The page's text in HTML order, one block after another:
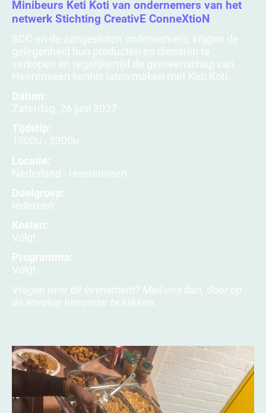
Minibeurs Keti Koti van ondernemers van het
netwerk Stichting CreativE ConneXtioN
SCC en de aangesloten ondernemers, krijgen de
gelegenheid hun producten en diensten te
verkopen en tegelijkertijd de gemeenschap van
Heerenveen kennis laten maken met Keti Koti.
Datum:
Zaterdag, 26 juni 2027
Tijdstip:
1300u - 2300u
Locatie:
Nederland - Heerenveen
Doelgroep:
Iedereen
Kosten:
Volgt
Programma:
Volgt
Vragen over dit evenement? Mail ons dan, door op
de envelop hieronder te klikken.